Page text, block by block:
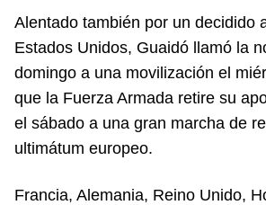
Alentado también por un decidido
Estados Unidos, Guaidó llamó la
domingo a una movilización el
que la Fuerza Armada retire su
el sábado a una gran marcha de
ultimátum europeo.
Francia, Alemania, Reino Unido,